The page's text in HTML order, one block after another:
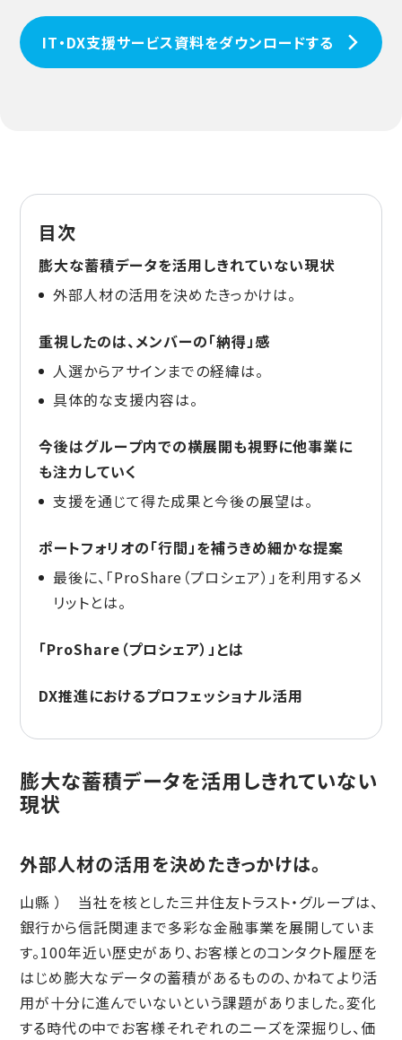
IT・DX支援サービス資料をダウンロードする
目次
膨大な蓄積データを活用しきれていない現状
外部人材の活用を決めたきっかけは。
重視したのは、メンバーの「納得」感
人選からアサインまでの経緯は。
具体的な支援内容は。
今後はグループ内での横展開も視野に他事業に
も注力していく
支援を通じて得た成果と今後の展望は。
ポートフォリオの「行間」を補うきめ細かな提案
最後に、「ProShare（プロシェア）」を利用するメ
リットとは。
「ProShare（プロシェア）」とは
DX推進におけるプロフェッショナル活用
膨大な蓄積データを活用しきれていない
現状
外部人材の活用を決めたきっかけは。
山縣 ） 当社を核とした三井住友トラスト・グループは、
銀行から信託関連まで多彩な金融事業を展開していま
す。100年近い歴史があり、お客様とのコンタクト履歴を
はじめ膨大なデータの蓄積があるものの、かねてより活
用が十分に進んでいないという課題がありました。変化
する時代の中でお客様それぞれのニーズを深掘りし、価